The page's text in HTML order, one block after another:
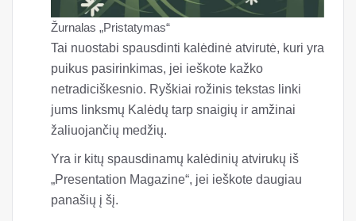
Žurnalas „Pristatymas“
Tai nuostabi spausdinti kalėdinė atvirutė, kuri yra
puikus pasirinkimas, jei ieškote kažko
netradiciškesnio. Ryškiai rožinis tekstas linki
jums linksmų Kalėdų tarp snaigių ir amžinai
žaliuojančių medžių.
Yra ir kitų spausdinamų kalėdinių atvirukų iš
„Presentation Magazine“, jei ieškote daugiau
panašių į šį.